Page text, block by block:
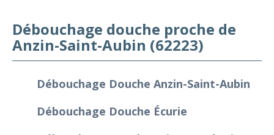
Débouchage douche proche de
Anzin-Saint-Aubin (62223)
Débouchage Douche Anzin-Saint-Aubin
Débouchage Douche Écurie